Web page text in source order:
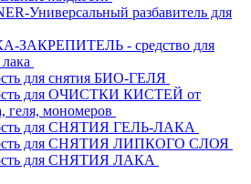
Универсальный разбавитель для
ЗАКРЕПИТЕЛЬ - средство для
для снятия БИО-ГЕЛЯ
для ОЧИСТКИ КИСТЕЙ от
геля, мономеров
для СНЯТИЯ ГЕЛЬ-ЛАКА
для СНЯТИЯ ЛИПКОГО СЛОЯ
для СНЯТИЯ ЛАКА